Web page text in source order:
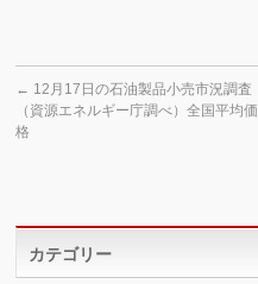
← 12月17日の石油製品小売市況調査
（資源エネルギー庁調べ）全国平均価
格
カテゴリー